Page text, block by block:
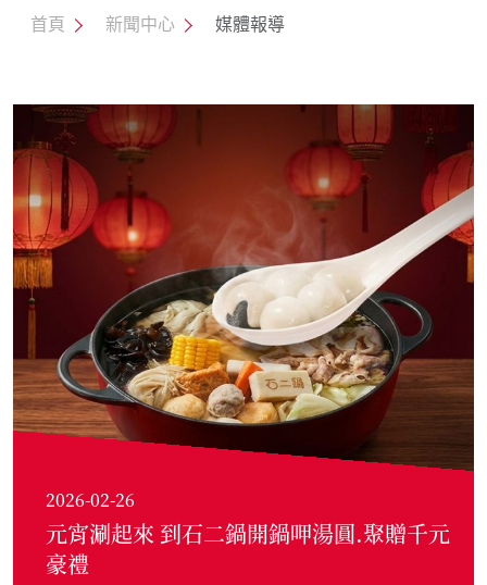
首頁 新聞中心 媒體報導
2026-02-26
元宵涮起來 到石二鍋開鍋呷湯圓.聚贈千元
豪禮